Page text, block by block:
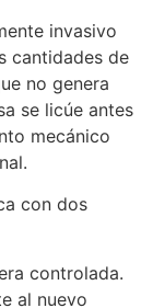
invasivo
cantidades de
no genera
se licúe antes
mecánico
con dos
controlada.
al nuevo